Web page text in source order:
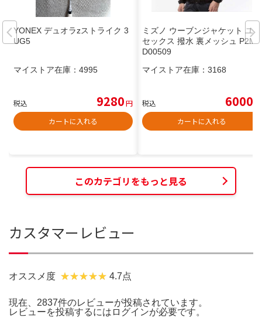
YONEX デュオラzストライク 3
UG5
マイストア在庫： 4995
税込 9280円
カートに入れる
ミズノ ウーブンジャケット ユニ
セックス 撥水 裏メッシュ P2ME
D00509
マイストア在庫： 3168
税込 6000
カートに入れる
このカテゴリをもっと見る
カスタマーレビュー
オススメ度 4.7点
現在、2837件のレビューが投稿されています。
レビューを投稿するには ログインが必要です。